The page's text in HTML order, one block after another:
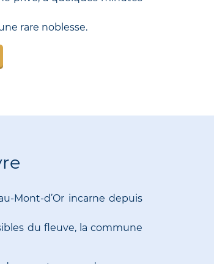
rare noblesse.
Mont-d’Or incarne depuis
du fleuve, la commune